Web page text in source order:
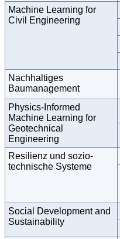
Machine Learning for
Civil Engineering
Nachhaltiges
Baumanagement
Physics-Informed
Machine Learning for
Geotechnical
Engineering
Resilienz und sozio-
technische Systeme
Social Development and
Sustainability